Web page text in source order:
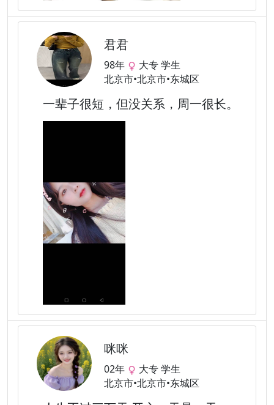
君君
98年
大专 学生
北京市•北京市•东城区
一辈子很短，但没关系，周一很长。
咪咪
02年
大专 学生
北京市•北京市•东城区